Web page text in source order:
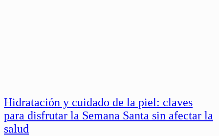
Hidratación y cuidado de la piel: claves
para disfrutar la Semana Santa sin afectar la
salud